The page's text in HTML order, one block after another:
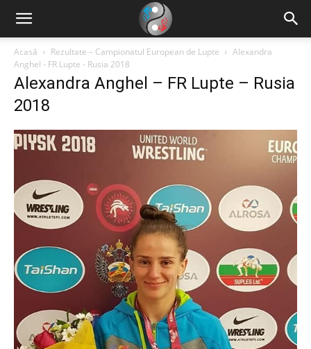
Acasă Rezultate – Campionatul European de Lupte
Alexandra
Anghel - FR Lupte - Rusia 2018
Alexandra Anghel – FR Lupte – Rusia
2018